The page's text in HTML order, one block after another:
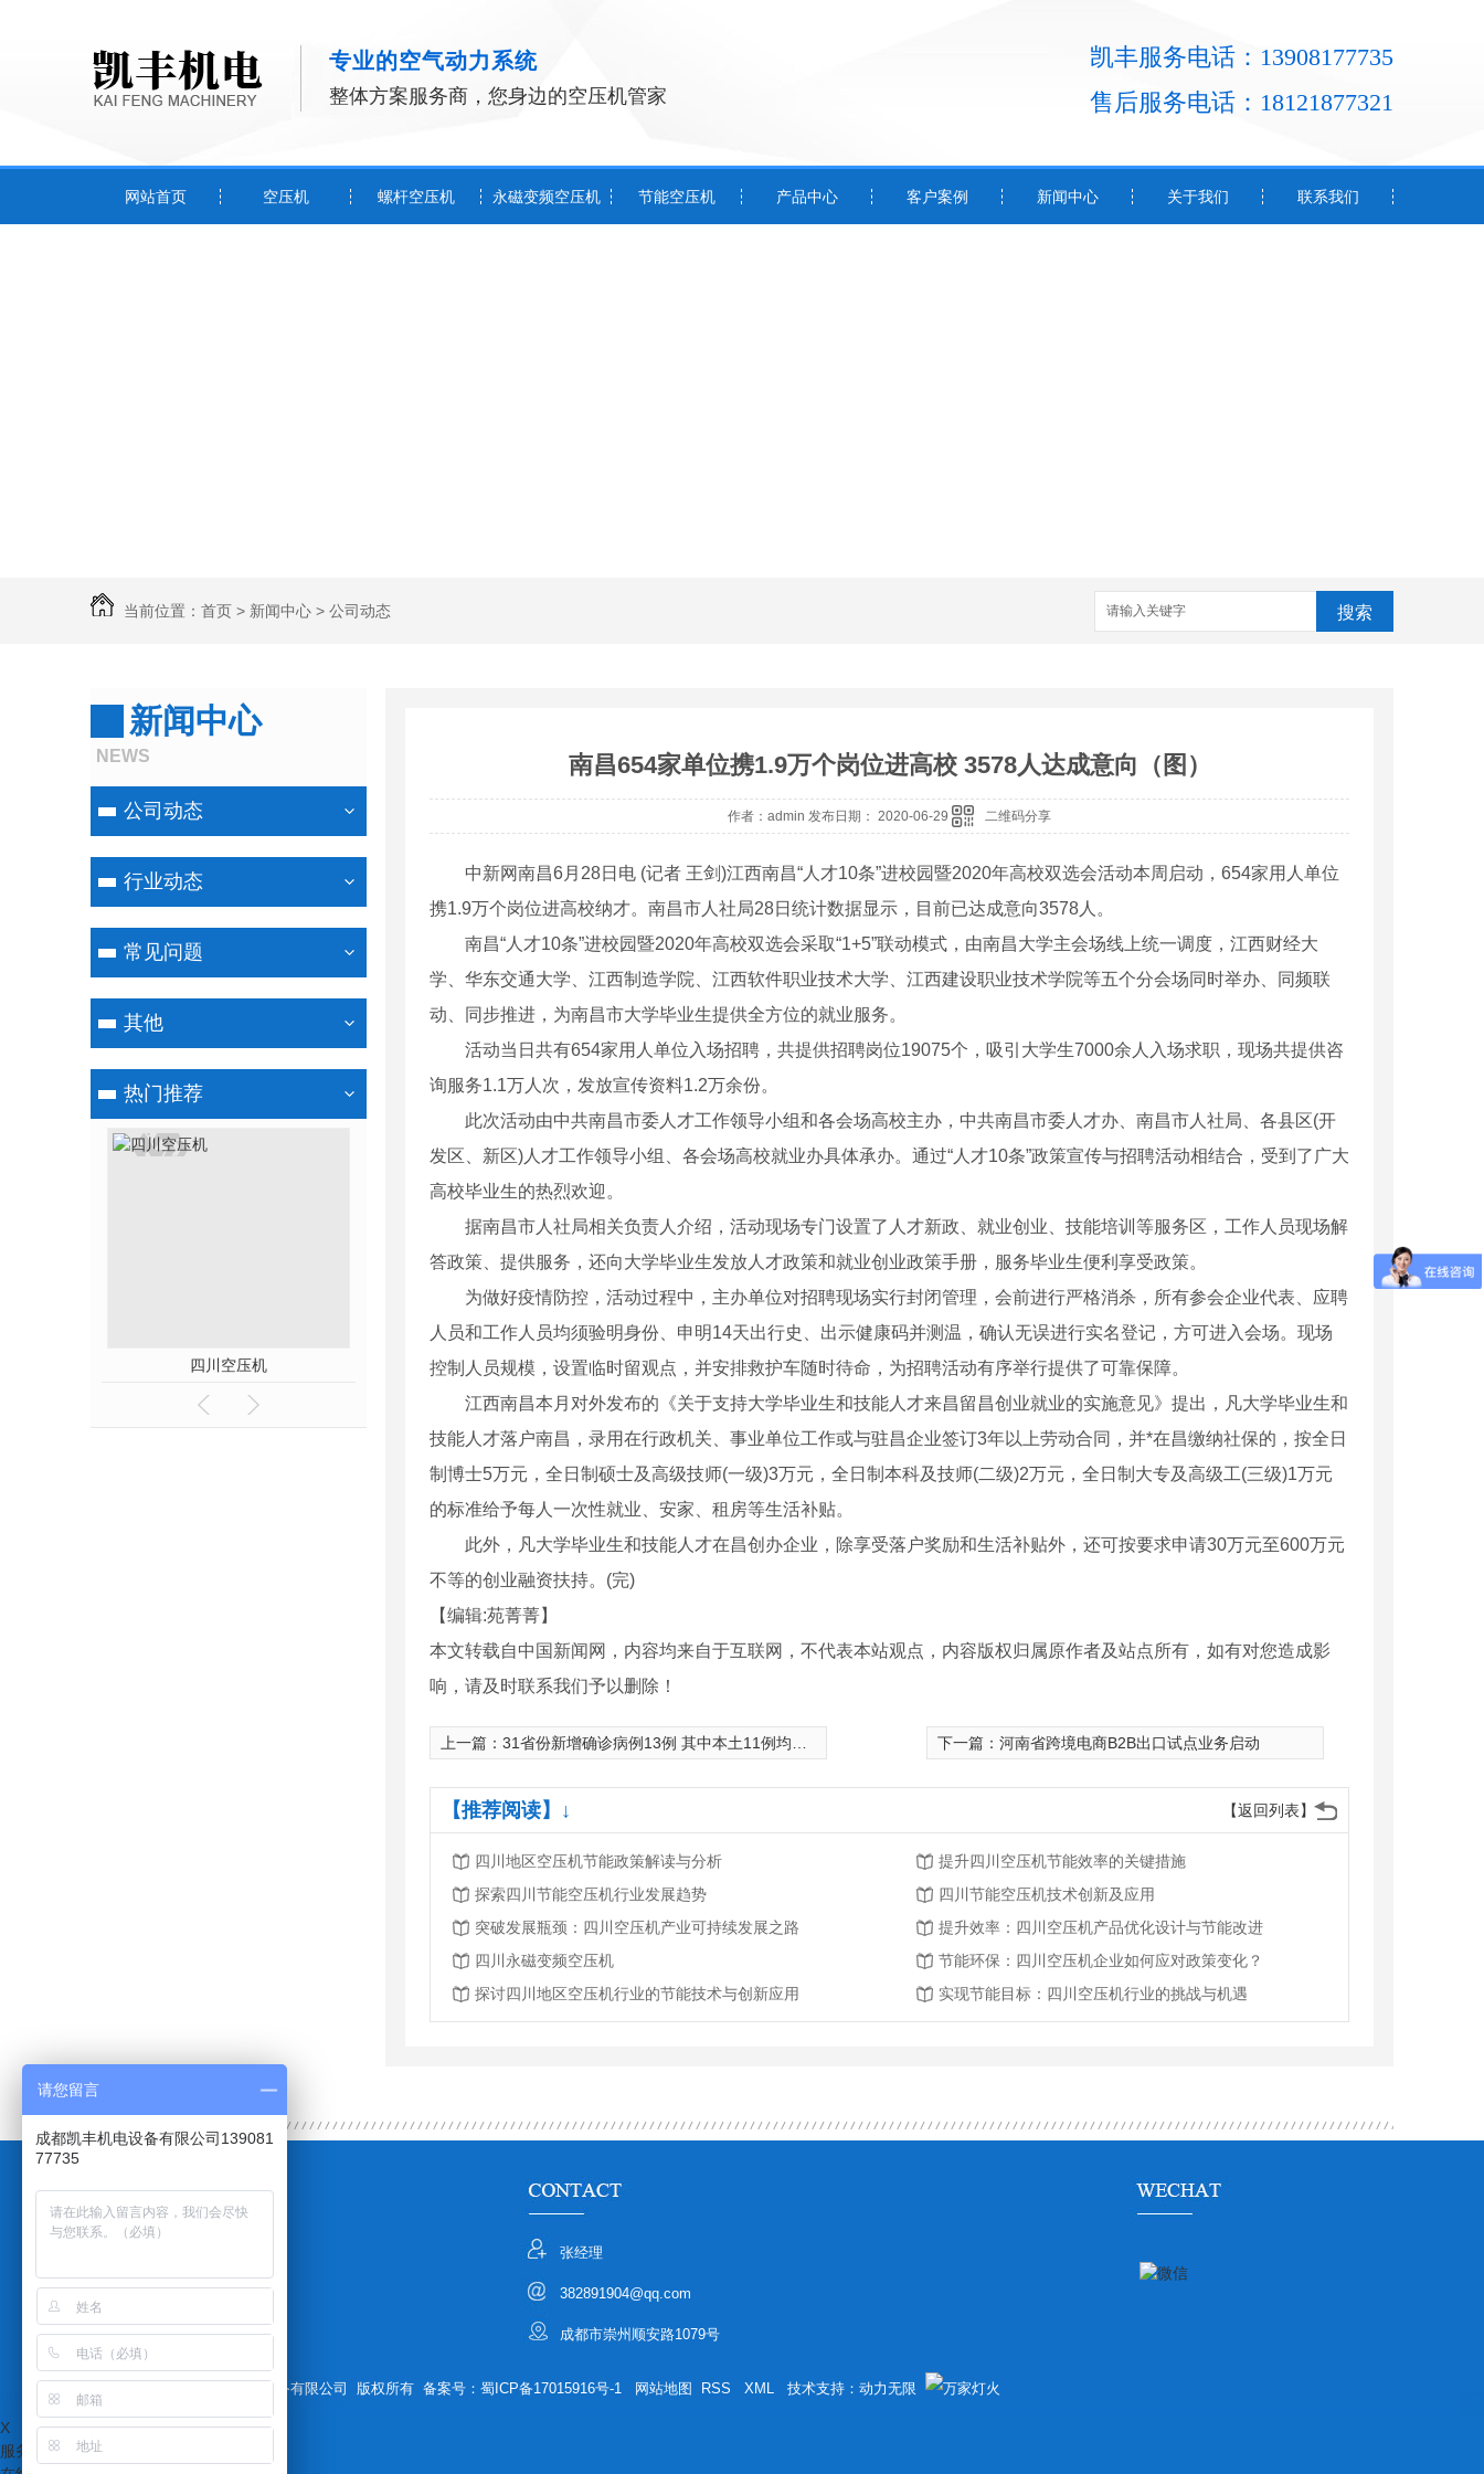
专业的空气动力系统
整体方案服务商，您身边的空压机管家
凯丰服务电话：13908177735
售后服务电话：18121877321
网站首页 空压机 螺杆空压机 永磁变频空压机 节能空压机 产品中心 客户案例 新闻中心 关于我们 联系我们
当前位置： 首页 > 新闻中心 > 公司动态 搜索
新闻中心
NEWS
公司动态
行业动态
常见问题
其他
热门推荐
四川空压机 四川螺杆空压机 四川永磁变频空压机 四川节能空压机
南昌654家单位携1.9万个岗位进高校 3578人达成意向（图）
作者：admin 发布日期： 2020-06-29 二维码分享
中新网南昌6月28日电 (记者 王剑)江西南昌“人才10条”进校园暨2020年高校双选会活动本周启动，654家用人单位
携1.9万个岗位进高校纳才。南昌市人社局28日统计数据显示，目前已达成意向3578人。
南昌“人才10条”进校园暨2020年高校双选会采取“1+5”联动模式，由南昌大学主会场线上统一调度，江西财经大
学、华东交通大学、江西制造学院、江西软件职业技术大学、江西建设职业技术学院等五个分会场同时举办、同频联
动、同步推进，为南昌市大学毕业生提供全方位的就业服务。
活动当日共有654家用人单位入场招聘，共提供招聘岗位19075个，吸引大学生7000余人入场求职，现场共提供咨
询服务1.1万人次，发放宣传资料1.2万余份。
此次活动由中共南昌市委人才工作领导小组和各会场高校主办，中共南昌市委人才办、南昌市人社局、各县区(开
发区、新区)人才工作领导小组、各会场高校就业办具体承办。通过“人才10条”政策宣传与招聘活动相结合，受到了广大
高校毕业生的热烈欢迎。
据南昌市人社局相关负责人介绍，活动现场专门设置了人才新政、就业创业、技能培训等服务区，工作人员现场解
答政策、提供服务，还向大学毕业生发放人才政策和就业创业政策手册，服务毕业生便利享受政策。
为做好疫情防控，活动过程中，主办单位对招聘现场实行封闭管理，会前进行严格消杀，所有参会企业代表、应聘
人员和工作人员均须验明身份、申明14天出行史、出示健康码并测温，确认无误进行实名登记，方可进入会场。现场
控制人员规模，设置临时留观点，并安排救护车随时待命，为招聘活动有序举行提供了可靠保障。
江西南昌本月对外发布的《关于支持大学毕业生和技能人才来昌留昌创业就业的实施意见》提出，凡大学毕业生和
技能人才落户南昌，录用在行政机关、事业单位工作或与驻昌企业签订3年以上劳动合同，并*在昌缴纳社保的，按全日
制博士5万元，全日制硕士及高级技师(一级)3万元，全日制本科及技师(二级)2万元，全日制大专及高级工(三级)1万元
的标准给予每人一次性就业、安家、租房等生活补贴。
此外，凡大学毕业生和技能人才在昌创办企业，除享受落户奖励和生活补贴外，还可按要求申请30万元至600万元
不等的创业融资扶持。(完)
【编辑:苑菁菁】
本文转载自中国新闻网，内容均来自于互联网，不代表本站观点，内容版权归属原作者及站点所有，如有对您造成影
响，请及时联系我们予以删除！
上一篇： 31省份新增确诊病例13例 其中本土11例均在北京 下一篇： 河南省跨境电商B2B出口试点业务启动
【返回列表】
【推荐阅读】↓
四川地区空压机节能政策解读与分析
提升四川空压机节能效率的关键措施
探索四川节能空压机行业发展趋势
四川节能空压机技术创新及应用
突破发展瓶颈：四川空压机产业可持续发展之路
提升效率：四川空压机产品优化设计与节能改进
四川永磁变频空压机
节能环保：四川空压机企业如何应对政策变化？
探讨四川地区空压机行业的节能技术与创新应用
实现节能目标：四川空压机行业的挑战与机遇
13908177735
张经理
382891904@qq.com
成都市崇州顺安路1079号
Copyright © 成都凯丰机电设备有限公司 版权所有 备案号： 蜀ICP备17015916号-1 网站地图 RSS XML 技术支持： 动力无限
X
服务热线：13908177735
请您留言
成都凯丰机电设备有限公司139081
77735